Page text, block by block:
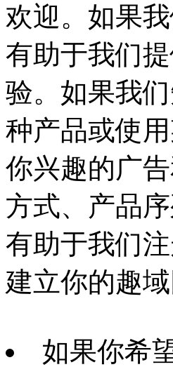
欢迎。如果
有助于我们
验。如果我
种产品或使
你兴趣的广
方式、产品
有助于我们
建立你的趣
如果你希